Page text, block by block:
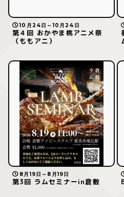
10月24日～10月24日
第４回 おかやま桃アニメ祭
（ももアニ）
8月19日～8月19日
第3回 ラムセミナーin倉敷